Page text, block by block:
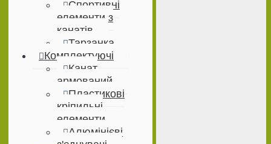
Спортивні
елементи з
канатів
Тарзанка
Комплектуючі
Канат
армований
Пластикові
кріпильні
елементи
Алюмінієві